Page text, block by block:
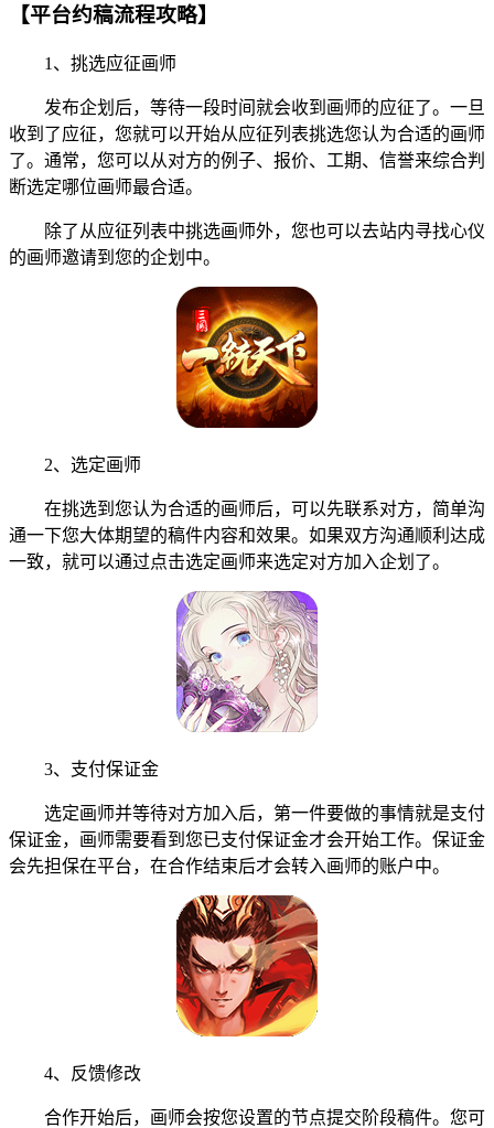
【平台约稿流程攻略】
1、挑选应征画师
发布企划后，等待一段时间就会收到画师的应征了。一旦
收到了应征，您就可以开始从应征列表挑选您认为合适的画师
了。通常，您可以从对方的例子、报价、工期、信誉来综合判
断选定哪位画师最合适。
除了从应征列表中挑选画师外，您也可以去站内寻找心仪
的画师邀请到您的企划中。
2、选定画师
在挑选到您认为合适的画师后，可以先联系对方，简单沟
通一下您大体期望的稿件内容和效果。如果双方沟通顺利达成
一致，就可以通过点击选定画师来选定对方加入企划了。
3、支付保证金
选定画师并等待对方加入后，第一件要做的事情就是支付
保证金，画师需要看到您已支付保证金才会开始工作。保证金
会先担保在平台，在合作结束后才会转入画师的账户中。
4、反馈修改
合作开始后，画师会按您设置的节点提交阶段稿件。您可